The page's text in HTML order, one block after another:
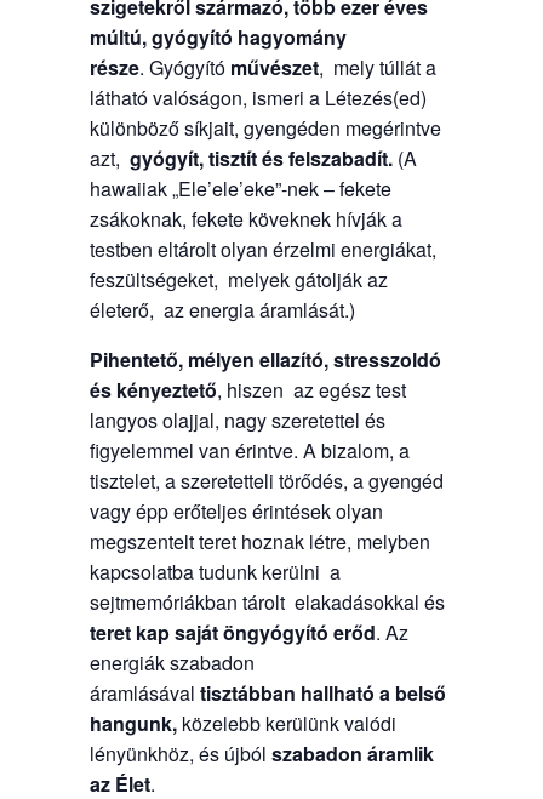
szigetekről származó, több ezer éves
múltú, gyógyító hagyomány
része. Gyógyító művészet, mely túllát a
látható valóságon, ismeri a Létezés(ed)
különböző síkjait, gyengéden megérintve
azt, gyógyít, tisztít és felszabadít. (A
hawaiiak „Ele’ele’eke”-nek – fekete
zsákoknak, fekete köveknek hívják a
testben eltárolt olyan érzelmi energiákat,
feszültségeket, melyek gátolják az
életerő, az energia áramlását.)
Pihentető, mélyen ellazító, stresszoldó
és kényeztető, hiszen az egész test
langyos olajjal, nagy szeretettel és
figyelemmel van érintve. A bizalom, a
tisztelet, a szeretetteli törődés, a gyengéd
vagy épp erőteljes érintések olyan
megszentelt teret hoznak létre, melyben
kapcsolatba tudunk kerülni a
sejtmemóriákban tárolt elakadásokkal és
teret kap saját öngyógyító erőd. Az
energiák szabadon
áramlásával tisztábban hallható a belső
hangunk,közelebb kerülünk valódi
lényünkhöz, és újból szabadon áramlik
az Élet.